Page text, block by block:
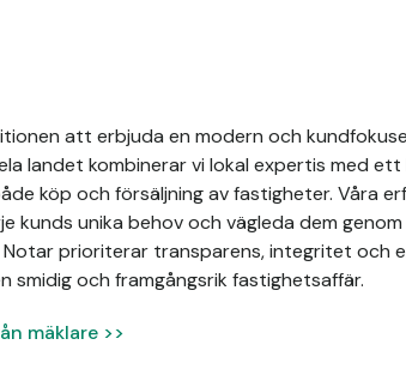
att erbjuda en modern och
landet kombinerar vi lokal expertis med
köp och försäljning av fastigheter. Våra
kunds unika behov och vägleda dem
prioriterar transparens, integritet och
smidig och framgångsrik fastighetsaffär.
mäklare >>